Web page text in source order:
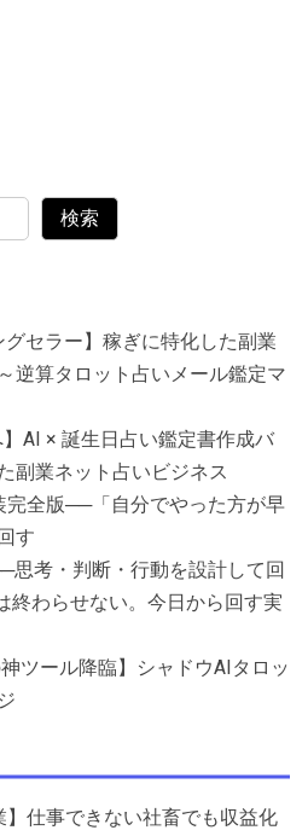
検索
セラー】稼ぎに特化した副業
逆算タロット占いメール鑑定マ
AI × 誕生日占い鑑定書作成バ
副業ネット占いビジネス
完全版──「自分でやった方が早
す
思考・判断・行動を設計して回
終わらせない。今日から回す実
ツール降臨】シャドウAIタロッ
】仕事できない社畜でも収益化